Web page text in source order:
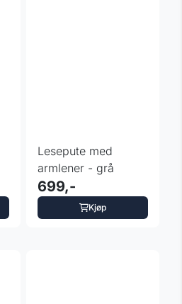
Lesepute med
armlener - grå
699,-
Kjøp